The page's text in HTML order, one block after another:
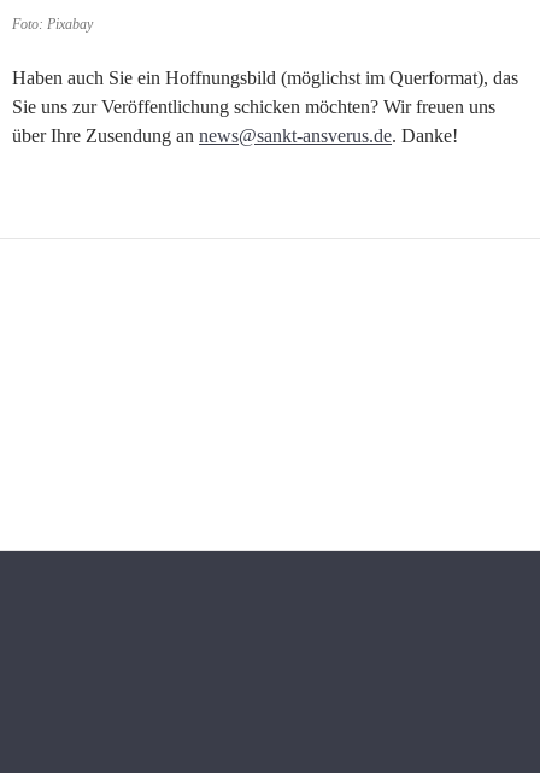
Foto: Pixabay
Haben auch Sie ein Hoffnungsbild (möglichst im Querformat), das
Sie uns zur Veröffentlichung schicken möchten? Wir freuen uns
über Ihre Zusendung an news@sankt-ansverus.de. Danke!